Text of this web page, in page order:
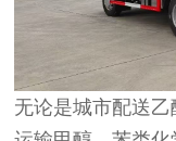
无论是城市配送